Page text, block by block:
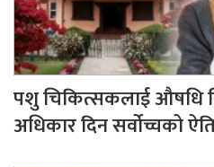
पशु चिकित्सकलाई औषधि
अधिकार दिन सर्वोच्चको